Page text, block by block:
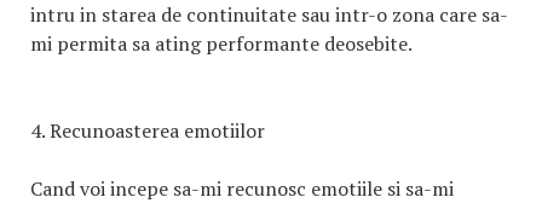
intru in starea de continuitate sau intr-o zona care sa-
mi permita sa ating performante deosebite.
4. Recunoasterea emotiilor
Cand voi incepe sa-mi recunosc emotiile si sa-mi